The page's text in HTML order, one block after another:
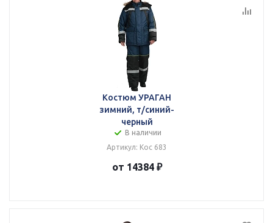
Костюм УРАГАН
зимний, т/синий-
черный
В наличии
Артикул: Кос 683
от 14384 ₽